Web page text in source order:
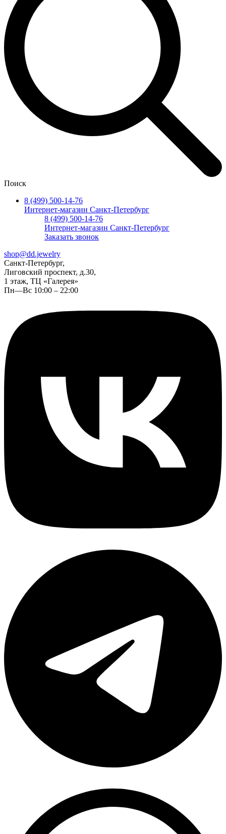
Поиск
8 (499) 500-14-76
Интернет-магазин Санкт-Петербург
8 (499) 500-14-76
Интернет-магазин Санкт-Петербург
Заказать звонок
shop@dd.jewelry
Санкт-Петербург,
Лиговский проспект, д.30,
1 этаж, ТЦ «Галерея»
Пн—Вс 10:00 – 22:00